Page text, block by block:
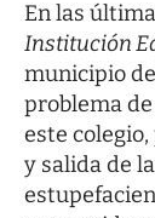
En las
Institución
municipio
problema
este
y salida de